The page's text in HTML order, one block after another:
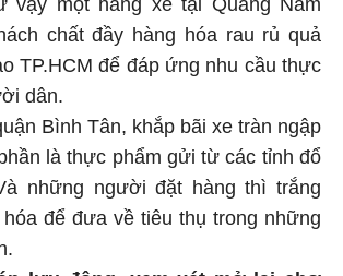
chất đầy hàng hóa rau rủ quả
TP.HCM để đáp ứng nhu cầu thực
dân.
Bình Tân, khắp bãi xe tràn ngập
là thực phẩm gửi từ các tỉnh đổ
những người đặt hàng thì trắng
để đưa về tiêu thụ trong những